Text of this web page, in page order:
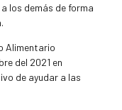
los demás de forma
Alimentario
del 2021 en
de ayudar a las